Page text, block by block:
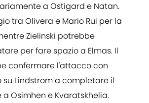
a Ostigard e Natan.
tra Olivera e Mario Rui per la
Zielinski potrebbe
per fare spazio a Elmas. Il
confermare l'attacco con
su Lindstrom a completare il
Osimhen e Kvaratskhelia.